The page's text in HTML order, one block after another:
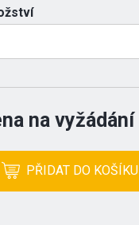
na vyžádání
PŘIDAT DO KOŠÍKU